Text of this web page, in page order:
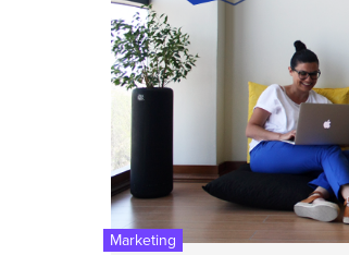
Marketing